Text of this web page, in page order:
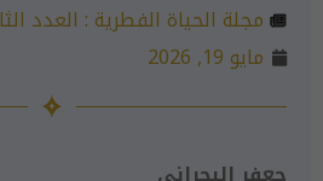
مجلة الحياة الفطرية : العدد
مايو 19, 2026